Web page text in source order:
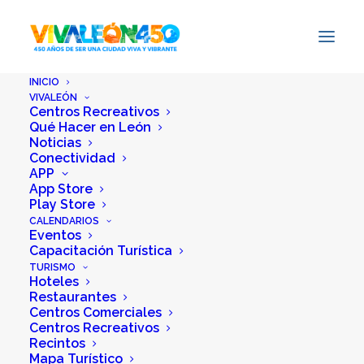
INICIO
VIVALEÓN
Centros Recreativos
Qué Hacer en León
Noticias
Conectividad
APP
App Store
Play Store
CALENDARIOS
Eventos
Capacitación Turística
TURISMO
Hoteles
Restaurantes
Centros Comerciales
Centros Recreativos
Recintos
Mapa Turístico
Categoría:
2025
•
León se consolida
como sede del
sector hídrico con la